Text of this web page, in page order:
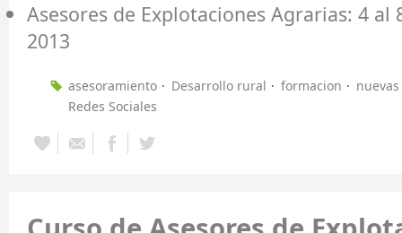
Asesores de Explotaciones Agrarias: 4 al
2013
asesoramiento Desarrollo rural formacion
Redes Sociales